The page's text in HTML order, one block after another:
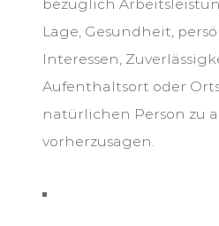
bezüglich
Lage, Gesundheit,
Interessen,
Aufenthaltsort oder
natürlichen Person zu
vorherzusagen.